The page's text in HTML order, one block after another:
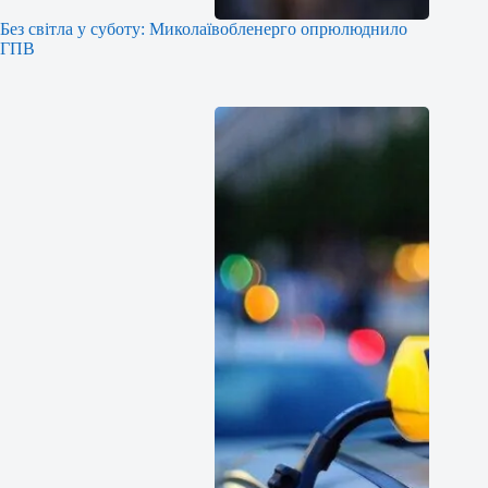
Без світла у суботу: Миколаївобленерго опрюлюднило
ГПВ